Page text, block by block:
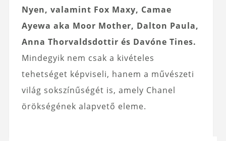
Nyen, valamint Fox Maxy, Camae
Ayewa aka Moor Mother, Dalton Paula,
Anna Thorvaldsdottir és Davóne Tines.
Mindegyik nem csak a kivételes
tehetséget képviseli, hanem a művészeti
világ sokszínűségét is, amely Chanel
örökségének alapvető eleme.